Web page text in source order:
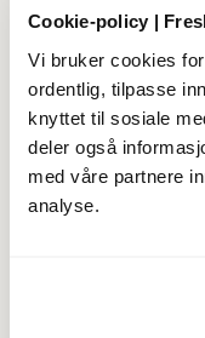
Cookie-policy |
Vi bruker cookies
ordentlig, tilpasse
knyttet til sosiale
deler også
med våre partnere
analyse.
MED ELLER UTEN